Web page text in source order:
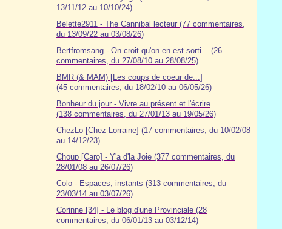
13/11/12 au 10/10/24)
Belette2911 - The Cannibal lecteur (77 commentaires,
du 13/09/22 au 03/08/26)
Bertfromsang - On croit qu'on en est sorti... (26
commentaires, du 27/08/10 au 28/08/25)
BMR (& MAM) [Les coups de coeur de...]
(45 commentaires, du 18/02/10 au 06/05/26)
Bonheur du jour - Vivre au présent et l'écrire
(138 commentaires, du 27/01/13 au 19/05/26)
ChezLo [Chez Lorraine] (17 commentaires, du 10/02/08
au 14/12/23)
Choup [Caro] - Y'a d'la Joie (377 commentaires, du
28/01/08 au 26/07/26)
Colo - Espaces, instants (313 commentaires, du
23/03/14 au 03/07/26)
Corinne [34] - Le blog d'une Provinciale (28
commentaires, du 06/01/13 au 03/12/14)